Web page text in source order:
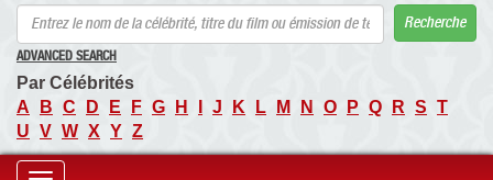
Recherche
ADVANCED SEARCH
Par Célébrités
A
B C D E F G H J K L M N O P Q R S T
U V W X Y Z